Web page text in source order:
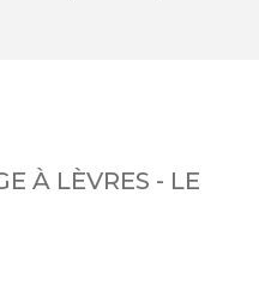
À LÈVRES - LE